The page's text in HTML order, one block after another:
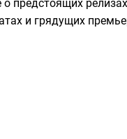
предстоящих
и грядущих